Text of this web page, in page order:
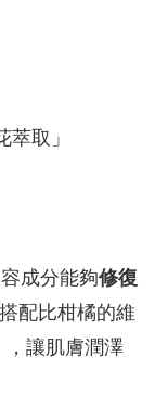
取」
成分能夠修復
配比柑橘的維
，讓肌膚潤澤